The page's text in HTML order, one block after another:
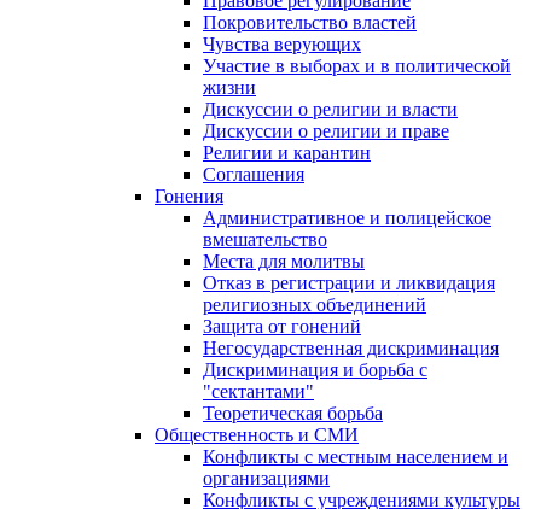
Покровительство властей
Чувства верующих
Участие в выборах и в политической
жизни
Дискуссии о религии и власти
Дискуссии о религии и праве
Религии и карантин
Соглашения
Гонения
Административное и полицейское
вмешательство
Места для молитвы
Отказ в регистрации и ликвидация
религиозных объединений
Защита от гонений
Негосударственная дискриминация
Дискриминация и борьба с
"сектантами"
Теоретическая борьба
Общественность и СМИ
Конфликты с местным населением и
организациями
Конфликты с учреждениями культуры